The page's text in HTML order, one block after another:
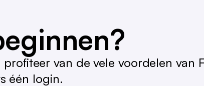
van de vele voordelen van
één login.